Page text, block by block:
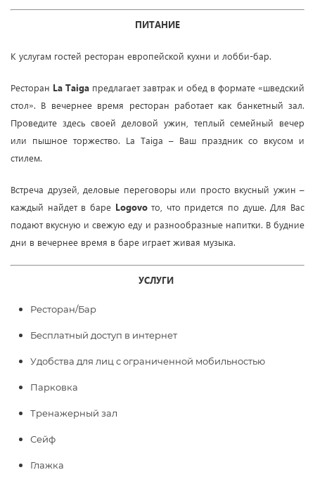
ПИТАНИЕ
К услугам гостей ресторан европейской кухни и лобби-бар.
Ресторан La Taiga предлагает завтрак и обед в формате «шведский
стол». В вечернее время ресторан работает как банкетный зал.
Проведите здесь своей деловой ужин, теплый семейный вечер
или пышное торжество. La Taiga – Ваш праздник со вкусом и
стилем.
Встреча друзей, деловые переговоры или просто вкусный ужин –
каждый найдет в баре Logovoто, что придется по душе. Для Вас
подают вкусную и свежую еду и разнообразные напитки. В будние
дни в вечернее время в баре играет живая музыка.
УСЛУГИ
Ресторан/Бар
Бесплатный доступ в интернет
Удобства для лиц с ограниченной мобильностью
Парковка
Тренажерный зал
Сейф
Глажка